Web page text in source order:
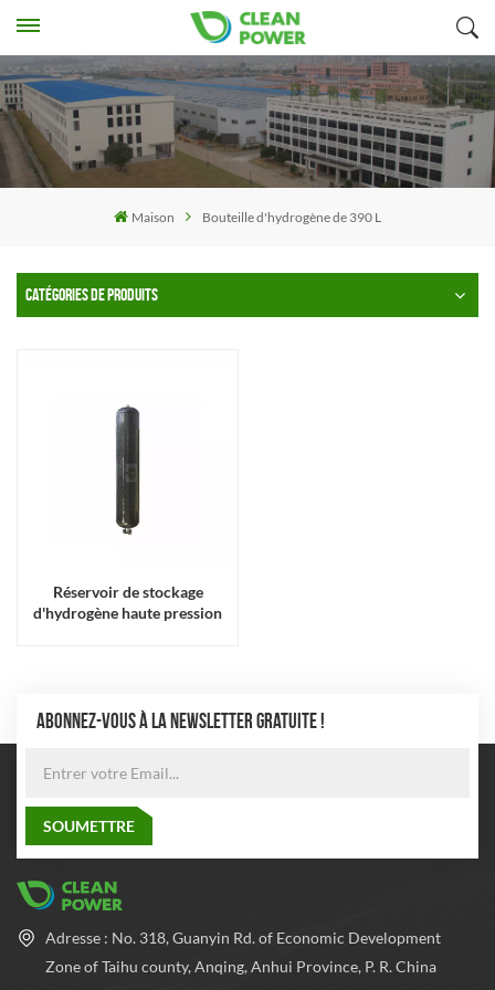
Maison Bouteille d'hydrogène de 390 L
CATÉGORIES DE PRODUITS
Réservoir de stockage
d'hydrogène haute pression
ABONNEZ-VOUS À LA NEWSLETTER GRATUITE !
Adresse : No. 318, Guanyin Rd. of Economic Development
Zone of Taihu county, Anqing, Anhui Province, P. R. China